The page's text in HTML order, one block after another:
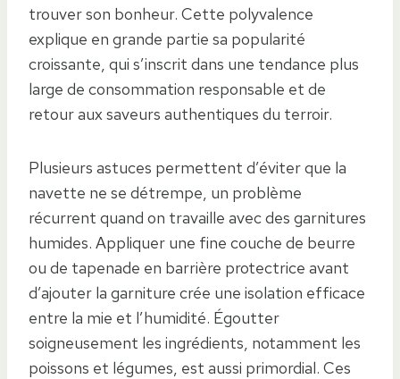
trouver son bonheur. Cette polyvalence
explique en grande partie sa popularité
croissante, qui s’inscrit dans une tendance plus
large de consommation responsable et de
retour aux saveurs authentiques du terroir.
Plusieurs astuces permettent d’éviter que la
navette ne se détrempe, un problème
récurrent quand on travaille avec des garnitures
humides. Appliquer une fine couche de beurre
ou de tapenade en barrière protectrice avant
d’ajouter la garniture crée une isolation efficace
entre la mie et l’humidité. Égoutter
soigneusement les ingrédients, notamment les
poissons et légumes, est aussi primordial. Ces